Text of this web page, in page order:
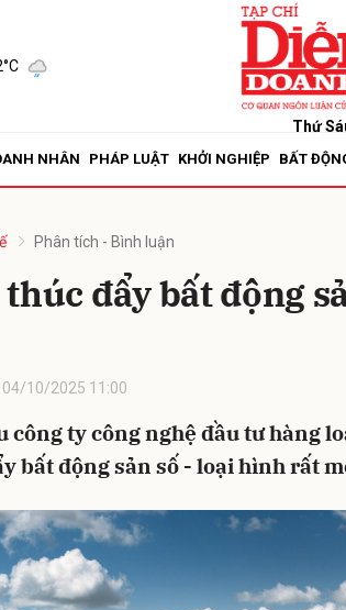
Thứ
NHÂN PHÁP LUẬT KHỞI NGHIỆP BẤT
Phân tích - Bình luận
đẩy bất động
04/10/2025 11:00
công ty công nghệ đầu tư hàng
bất động sản số - loại hình rất